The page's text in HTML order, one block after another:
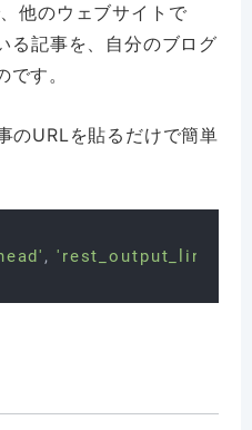
他のウェブサイトで
る記事を、自分のブログ
す。
のURLを貼るだけで簡単
,